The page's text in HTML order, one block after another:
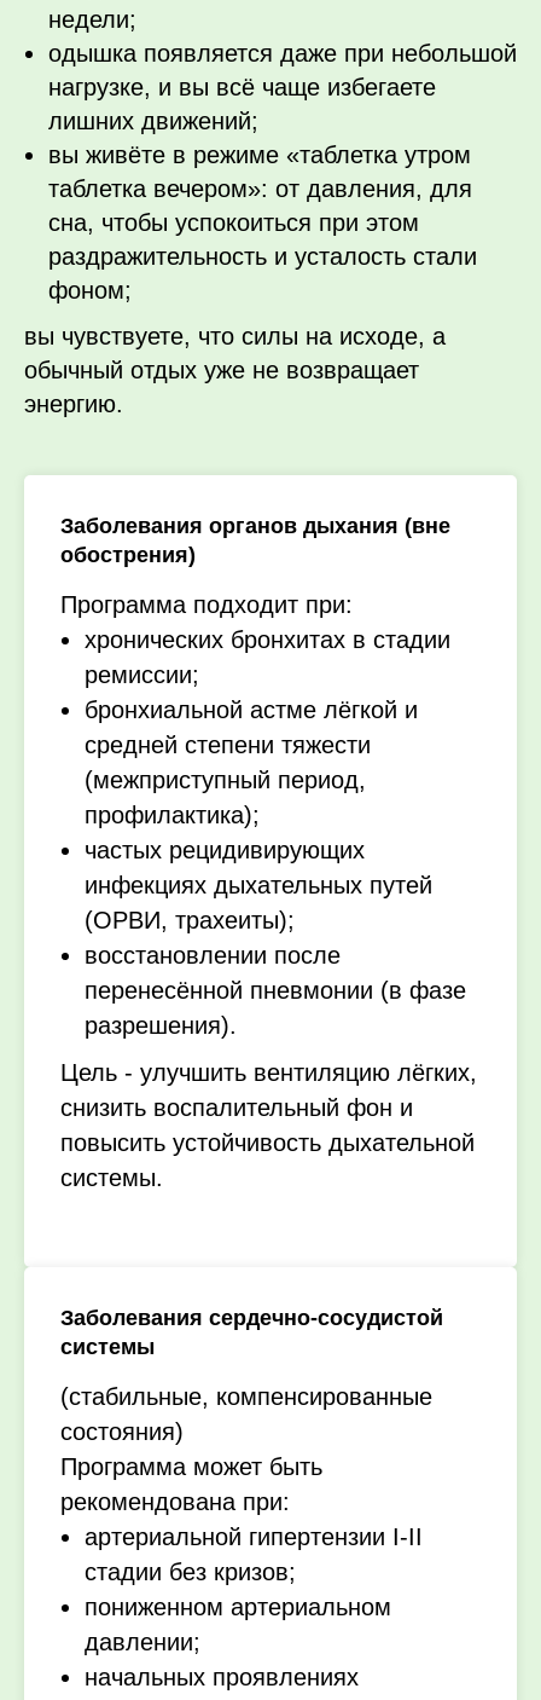
недели;
одышка появляется даже при небольшой
нагрузке, и вы всё чаще избегаете
лишних движений;
вы живёте в режиме «таблетка утром
таблетка вечером»: от давления, для
сна, чтобы успокоиться при этом
раздражительность и усталость стали
фоном;
вы чувствуете, что силы на исходе, а
обычный отдых уже не возвращает
энергию.
Заболевания органов дыхания (вне
обострения)
Программа подходит при:
хронических бронхитах в стадии
ремиссии;
бронхиальной астме лёгкой и
средней степени тяжести
(межприступный период,
профилактика);
частых рецидивирующих
инфекциях дыхательных путей
(ОРВИ, трахеиты);
восстановлении после
перенесённой пневмонии (в фазе
разрешения).
Цель - улучшить вентиляцию лёгких,
снизить воспалительный фон и
повысить устойчивость дыхательной
системы.
Заболевания сердечно-сосудистой
системы
(стабильные, компенсированные
состояния)
Программа может быть
рекомендована при:
артериальной гипертензии I-II
стадии без кризов;
пониженном артериальном
давлении;
начальных проявлениях